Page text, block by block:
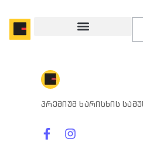
პრემიუმ ხარისხის